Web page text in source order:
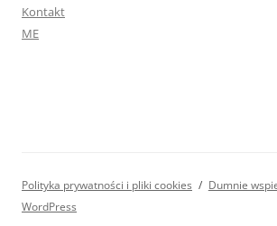
Kontakt
ME
Polityka prywatności i pliki cookies
Dumnie
WordPress